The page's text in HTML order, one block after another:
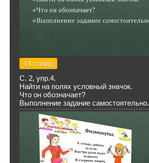
14 слайд
С. 2, упр.4.
Найти на полях условный значок.
Что он обозначает?
Выполнение задание самостоятельно.